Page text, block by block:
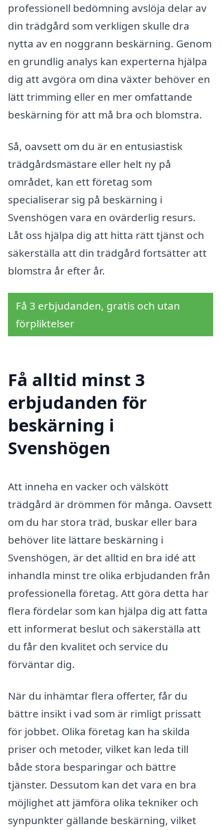
professionell bedömning avslöja delar av
din trädgård som verkligen skulle dra
nytta av en noggrann beskärning. Genom
en grundlig analys kan experterna hjälpa
dig att avgöra om dina växter behöver en
lätt trimming eller en mer omfattande
beskärning för att må bra och blomstra.
Så, oavsett om du är en entusiastisk
trädgårdsmästare eller helt ny på
området, kan ett företag som
specialiserar sig på beskärning i
Svenshögen vara en ovärderlig resurs.
Låt oss hjälpa dig att hitta rätt tjänst och
säkerställa att din trädgård fortsätter att
blomstra år efter år.
Få 3 erbjudanden, gratis och utan
förpliktelser
Få alltid minst 3
erbjudanden för
beskärning i
Svenshögen
Att inneha en vacker och välskött
trädgård är drömmen för många. Oavsett
om du har stora träd, buskar eller bara
behöver lite lättare beskärning i
Svenshögen, är det alltid en bra idé att
inhandla minst tre olika erbjudanden från
professionella företag. Att göra detta har
flera fördelar som kan hjälpa dig att fatta
ett informerat beslut och säkerställa att
du får den kvalitet och service du
förväntar dig.
När du inhämtar flera offerter, får du
bättre insikt i vad som är rimligt prissatt
för jobbet. Olika företag kan ha skilda
priser och metoder, vilket kan leda till
både stora besparingar och bättre
tjänster. Dessutom kan det vara en bra
möjlighet att jämföra olika tekniker och
synpunkter gällande beskärning, vilket